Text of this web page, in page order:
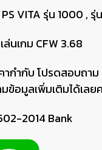
PS VITA รุ่น 1000 ,
นเกม CFW 3.68
ากำกับ โปรดสอบถาม
ข้อมูลเพิ่มเติมได้เลย
2014 Bank